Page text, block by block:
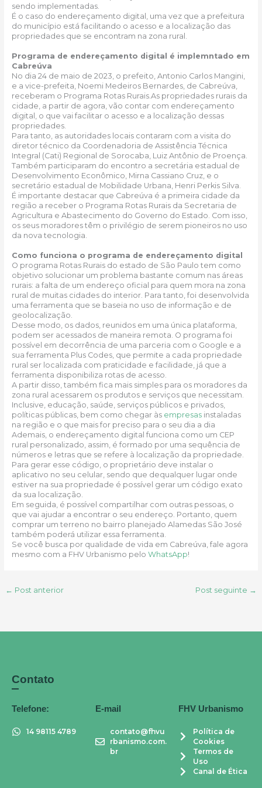
sendo implementadas.
É o caso do endereçamento digital, uma vez que a prefeitura
do município está facilitando o acesso e a localização das
propriedades que se encontram na zona rural.
Programa de endereçamento digital é implemntado em
Cabreúva
No dia 24 de maio de 2023, o prefeito, Antonio Carlos Mangini,
e a vice-prefeita, Noemi Medeiros Bernardes, de Cabreúva,
receberam o Programa Rotas Rurais.As propriedades rurais da
cidade, a partir de agora, vão contar com endereçamento
digital, o que vai facilitar o acesso e a localização dessas
propriedades.
Para tanto, as autoridades locais contaram com a visita do
diretor técnico da Coordenadoria de Assistência Técnica
Integral (Cati) Regional de Sorocaba, Luiz Antônio de Proença.
Também participaram do encontro a secretária estadual de
Desenvolvimento Econômico, Mirna Cassiano Cruz, e o
secretário estadual de Mobilidade Urbana, Henri Perkis Silva.
É importante destacar que Cabreúva é a primeira cidade da
região a receber o Programa Rotas Rurais da Secretaria de
Agricultura e Abastecimento do Governo do Estado. Com isso,
os seus moradores têm o privilégio de serem pioneiros no uso
da nova tecnologia.
Como funciona o programa de endereçamento digital
O programa Rotas Rurais do estado de São Paulo tem como
objetivo solucionar um problema bastante comum nas áreas
rurais: a falta de um endereço oficial para quem mora na zona
rural de muitas cidades do interior. Para tanto, foi desenvolvida
uma ferramenta que se baseia no uso de informação e de
geolocalização.
Desse modo, os dados, reunidos em uma única plataforma,
podem ser acessados de maneira remota. O programa foi
possível em decorrência de uma parceria com o Google e a
sua ferramenta Plus Codes, que permite a cada propriedade
rural ser localizada com praticidade e facilidade, já que a
ferramenta disponibiliza rotas de acesso.
A partir disso, também fica mais simples para os moradores da
zona rural acessarem os produtos e serviços que necessitam.
Inclusive, educação, saúde, serviços públicos e privados,
políticas públicas, bem como chegar às empresasinstaladas
na região e o que mais for preciso para o seu dia a dia
Ademais, o endereçamento digital funciona como um CEP
rural personalizado, assim, é formado por uma sequência de
números e letras que se refere à localização da propriedade.
Para gerar esse código, o proprietário deve instalar o
aplicativo no seu celular, sendo que dequalquer lugar onde
estiver na sua propriedade é possível gerar um código exato
da sua localização.
Em seguida, é possível compartilhar com outras pessoas, o
que vai ajudar a encontrar o seu endereço. Portanto, quem
comprar um terreno no bairro planejado Alamedas São José
também poderá utilizar essa ferramenta.
Se você busca por qualidade de vida em Cabreúva, fale agora
mesmo com a FHV Urbanismo pelo WhatsApp!
← Post anterior Post seguinte →
Contato
Telefone:
14 98115 4789
E-mail
contato@fhvu
rbanismo.com.
br
FHV Urbanismo
Política de
Cookies
Termos de
Uso
Canal de Ética